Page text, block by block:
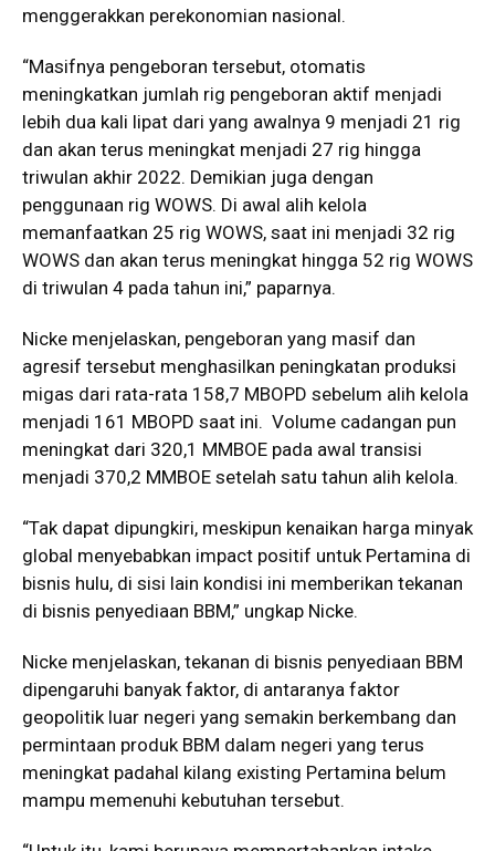
menggerakkan perekonomian nasional.
“Masifnya pengeboran tersebut, otomatis
meningkatkan jumlah rig pengeboran aktif menjadi
lebih dua kali lipat dari yang awalnya 9 menjadi 21 rig
dan akan terus meningkat menjadi 27 rig hingga
triwulan akhir 2022. Demikian juga dengan
penggunaan rig WOWS. Di awal alih kelola
memanfaatkan 25 rig WOWS, saat ini menjadi 32 rig
WOWS dan akan terus meningkat hingga 52 rig WOWS
di triwulan 4 pada tahun ini,” paparnya.
Nicke menjelaskan, pengeboran yang masif dan
agresif tersebut menghasilkan peningkatan produksi
migas dari rata-rata 158,7 MBOPD sebelum alih kelola
menjadi 161 MBOPD saat ini. Volume cadangan pun
meningkat dari 320,1 MMBOE pada awal transisi
menjadi 370,2 MMBOE setelah satu tahun alih kelola.
“Tak dapat dipungkiri, meskipun kenaikan harga minyak
global menyebabkan impact positif untuk Pertamina di
bisnis hulu, di sisi lain kondisi ini memberikan tekanan
di bisnis penyediaan BBM,” ungkap Nicke.
Nicke menjelaskan, tekanan di bisnis penyediaan BBM
dipengaruhi banyak faktor, di antaranya faktor
geopolitik luar negeri yang semakin berkembang dan
permintaan produk BBM dalam negeri yang terus
meningkat padahal kilang existing Pertamina belum
mampu memenuhi kebutuhan tersebut.